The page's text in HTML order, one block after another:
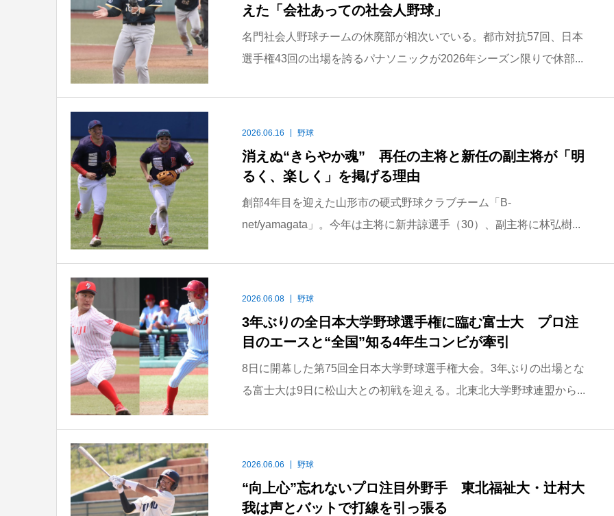
えた「会社あっての社会人野球」
名門社会人野球チームの休廃部が相次いでいる。都市対抗57回、日本
選手権43回の出場を誇るパナソニックが2026年シーズン限りで休部...
2026.06.16 野球
消えぬ“きらやか魂” 再任の主将と新任の副主将が「明
るく、楽しく」を掲げる理由
創部4年目を迎えた山形市の硬式野球クラブチーム「B-
net/yamagata」。今年は主将に新井諒選手（30）、副主将に林弘樹...
2026.06.08 野球
3年ぶりの全日本大学野球選手権に臨む富士大 プロ注
目のエースと“全国”知る4年生コンビが牽引
8日に開幕した第75回全日本大学野球選手権大会。3年ぶりの出場とな
る富士大は9日に松山大との初戦を迎える。北東北大学野球連盟から...
2026.06.06 野球
“向上心”忘れないプロ注目外野手 東北福祉大・辻村大
我は声とバットで打線を引っ張る